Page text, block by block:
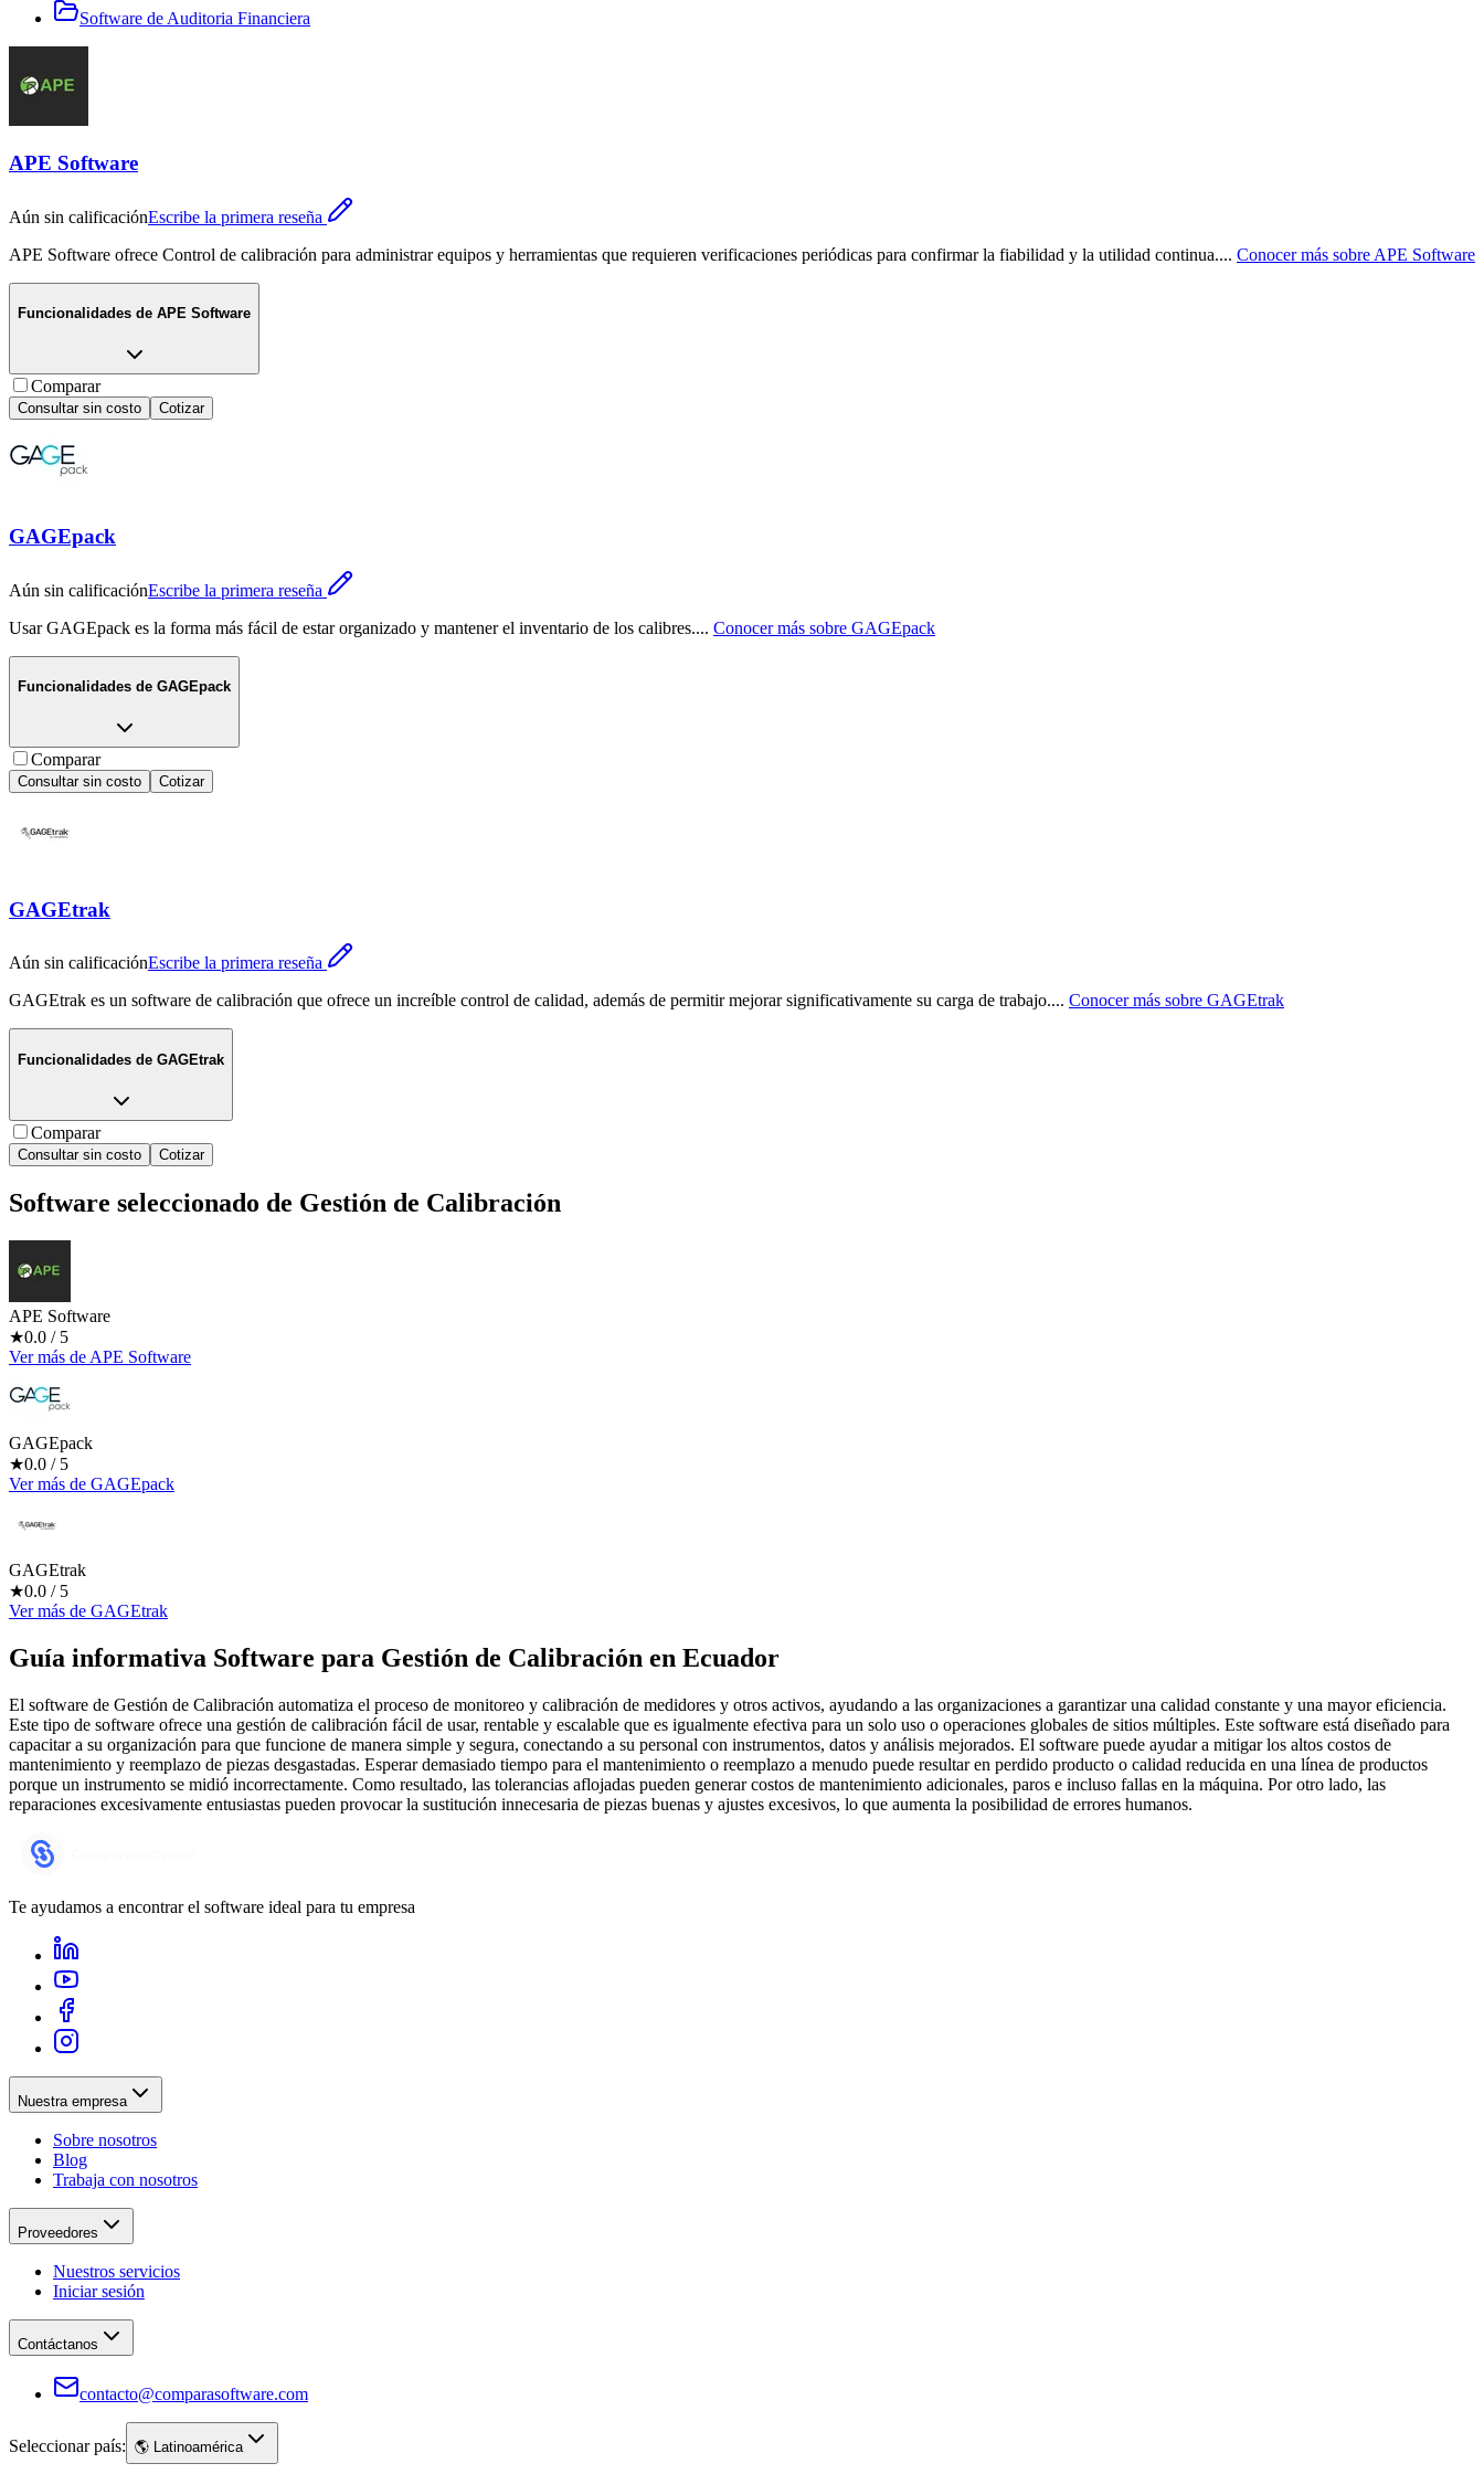
Software de Auditoria Financiera
APE Software
Aún sin calificaciónEscribe la primera reseña
APE Software ofrece Control de calibración para administrar equipos y herramientas que requieren verificaciones periódicas para confirmar la fiabilidad y la utilidad continua.... Conocer más sobre APE Software
Funcionalidades de APE Software
Comparar
Consultar sin costo Cotizar
GAGEpack
Aún sin calificaciónEscribe la primera reseña
Usar GAGEpack es la forma más fácil de estar organizado y mantener el inventario de los calibres.... Conocer más sobre GAGEpack
Funcionalidades de GAGEpack
Comparar
Consultar sin costo Cotizar
GAGEtrak
Aún sin calificaciónEscribe la primera reseña
GAGEtrak es un software de calibración que ofrece un increíble control de calidad, además de permitir mejorar significativamente su carga de trabajo.... Conocer más sobre GAGEtrak
Funcionalidades de GAGEtrak
Comparar
Consultar sin costo Cotizar
Software seleccionado de Gestión de Calibración
APE Software
★0.0 / 5
Ver más de APE Software
GAGEpack
★0.0 / 5
Ver más de GAGEpack
GAGEtrak
★0.0 / 5
Ver más de GAGEtrak
Guía informativa Software para Gestión de Calibración en Ecuador
El software de Gestión de Calibración automatiza el proceso de monitoreo y calibración de medidores y otros activos, ayudando a las organizaciones a garantizar una calidad constante y una mayor eficiencia.
Este tipo de software ofrece una gestión de calibración fácil de usar, rentable y escalable que es igualmente efectiva para un solo uso o operaciones globales de sitios múltiples. Este software está diseñado para
capacitar a su organización para que funcione de manera simple y segura, conectando a su personal con instrumentos, datos y análisis mejorados. El software puede ayudar a mitigar los altos costos de
mantenimiento y reemplazo de piezas desgastadas. Esperar demasiado tiempo para el mantenimiento o reemplazo a menudo puede resultar en perdido producto o calidad reducida en una línea de productos
porque un instrumento se midió incorrectamente. Como resultado, las tolerancias aflojadas pueden generar costos de mantenimiento adicionales, paros e incluso fallas en la máquina. Por otro lado, las
reparaciones excesivamente entusiastas pueden provocar la sustitución innecesaria de piezas buenas y ajustes excesivos, lo que aumenta la posibilidad de errores humanos.
Te ayudamos a encontrar el software ideal para tu empresa
Nuestra empresa
Sobre nosotros
Blog
Trabaja con nosotros
Proveedores
Nuestros servicios
Iniciar sesión
Contáctanos
contacto@comparasoftware.com
Seleccionar país: 🌎 Latinoamérica